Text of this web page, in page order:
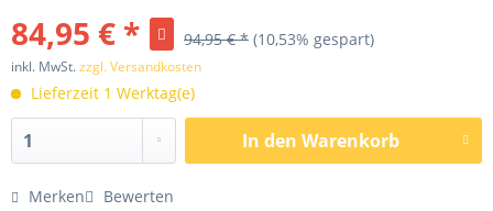
84,95 € * 94,95 € * (10,53% gespart)
inkl. MwSt.zzgl. Versandkosten
Lieferzeit 1 Werktag(e)
In den Warenkorb
Merken Bewerten